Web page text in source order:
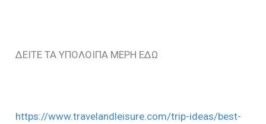
ΔΕΙΤΕ ΤΑ ΥΠΟΛΟΙΠΑ ΜΕΡΗ ΕΔΩ
https://www.travelandleisure.com/trip-ideas/best-